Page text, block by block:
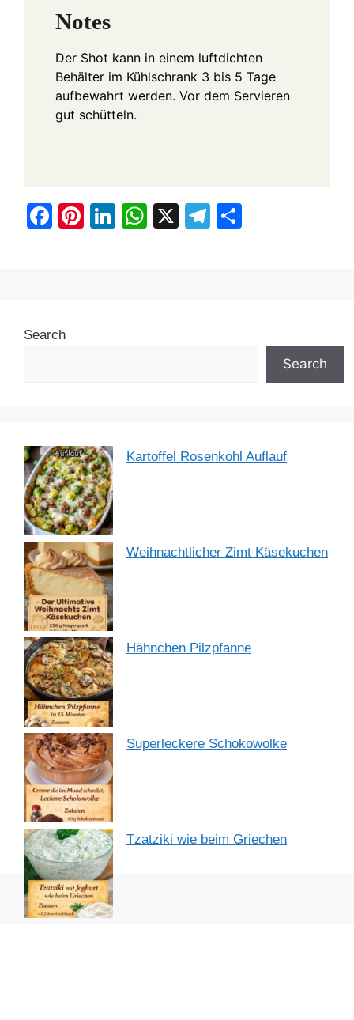
Notes
Der Shot kann in einem luftdichten
Behälter im Kühlschrank 3 bis 5 Tage
aufbewahrt werden. Vor dem Servieren
gut schütteln.
F
o
Pi Li
W X
T
Search
Search
Kartoffel Rosenkohl Auflauf
Weihnachtlicher Zimt Käsekuchen
Hähnchen Pilzpfanne
Superleckere Schokowolke
Tzatziki wie beim Griechen